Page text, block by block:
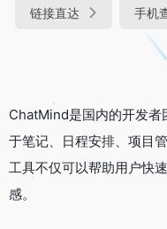
链接直达 手机
ChatMind是国内的开发者
于笔记、日程安排、项目
工具不仅可以帮助用户快
感。